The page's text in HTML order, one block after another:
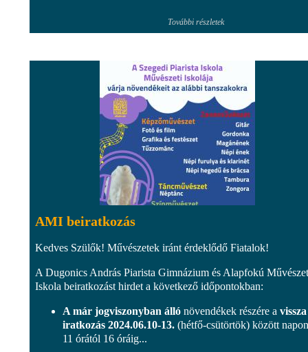
További részletek
AMI beiratkozás
Kedves Szülők! Művészetek iránt érdeklődő Fiatalok!
A Dugonics András Piarista Gimnázium és Alapfokú
Iskola beiratkozást hirdet a következő időpontokban:
A már jogviszonyban álló növendékek részére a vissza
iratkozás 2024.06.10-13. (hétfő-csütörtök) között
11 órától 16 óráig...